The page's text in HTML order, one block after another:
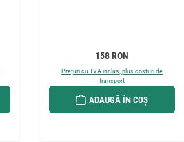
Preț obișnuit:
158 RON
Prețuri cu TVA inclus, plus costuri de
transport
ADAUGĂ ÎN COȘ